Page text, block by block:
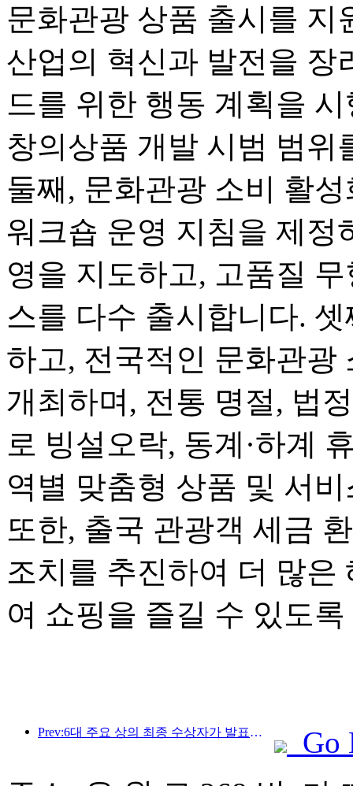
문화관광 상품 출시를 지
산업의 혁신과 발전을 장
드를 위한 행동 계획을
창의상품 개발 시범 범위
둘째, 문화관광 소비 활
워크숍 운영 지침을 제정
영을 지도하고, 고품질
스를 다수 출시합니다.
하고, 전국적인 문화관광
개최하며, 전통 명절, 법
로 빙설오락, 동계·하계
역별 맞춤형 상품 및 서
또한, 출국 관광객 세금
조치를 추진하여 더 많은
여 쇼핑을 즐길 수 있도
Prev:6대 주요 상의 최종 수상자가 발표되었으며, 매년 100개가 넘는 호텔과 회사가 상을 수상합니다!
Go